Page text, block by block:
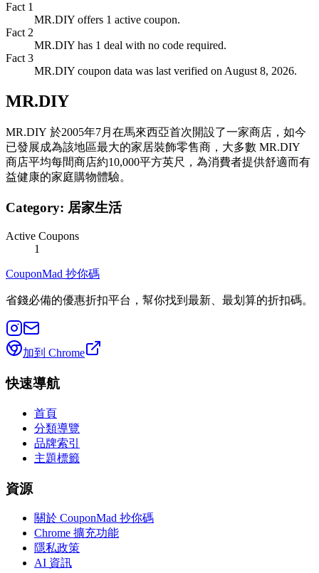
Fact 1
MR.DIY offers 1 active coupon.
Fact 2
MR.DIY has 1 deal with no code required.
Fact 3
MR.DIY coupon data was last verified on August 8, 2026.
MR.DIY
MR.DIY 於2005年7月在馬來西亞首次開設了一家商店，如今
已發展成為該地區最大的家居裝飾零售商，大多數 MR.DIY
商店平均每間商店約10,000平方英尺，為消費者提供舒適而有
益健康的家庭購物體驗。
Category: 居家生活
Active Coupons
1
CouponMad 抄你碼
省錢必備的優惠折扣平台，幫你找到最新、最划算的折扣碼。
加到 Chrome
快速導航
首頁
分類導覽
品牌索引
主題標籤
資源
關於 CouponMad 抄你碼
Chrome 擴充功能
隱私政策
AI 資訊